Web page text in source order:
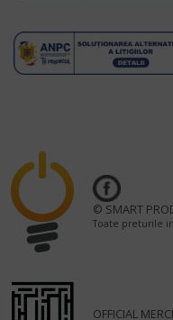
© SMART
Toate preturile
OFFICIAL